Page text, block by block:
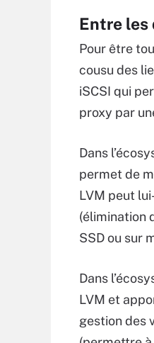
Entre les
Pour être
cousu des
iSCSI qui
proxy par
Dans
permet de
LVM peut
(élimination
SSD ou sur
Dans
LVM et
gestion des